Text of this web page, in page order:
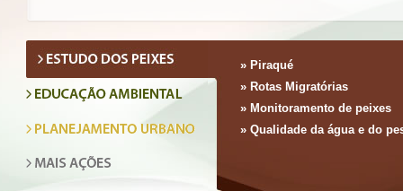
» Piraqué
» Rotas Migratórias
» Monitoramento de peixes
» Qualidade da água e do